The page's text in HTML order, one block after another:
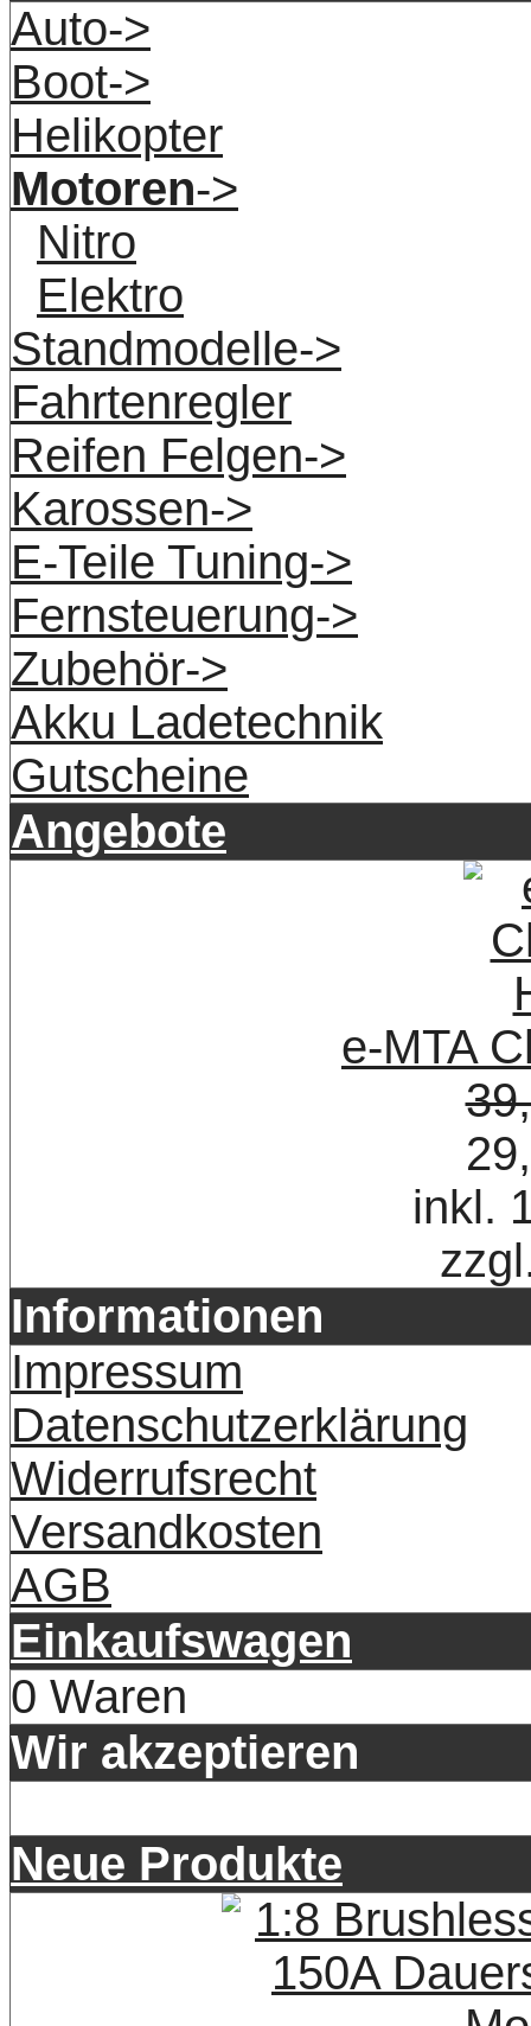
Auto->
Boot->
Helikopter
Motoren->
Nitro
Elektro
Standmodelle->
Fahrtenregler
Reifen Felgen->
Karossen->
E-Teile Tuning->
Fernsteuerung->
Zubehör->
Akku Ladetechnik
Gutscheine
Angebote
e-MTA
inkl.
Informationen
Impressum
Datenschutzerklärung
Widerrufsrecht
Versandkosten
AGB
Einkaufswagen
0 Waren
Wir akzeptieren
Neue Produkte